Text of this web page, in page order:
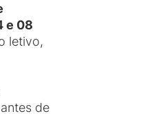
e 08
letivo,
de